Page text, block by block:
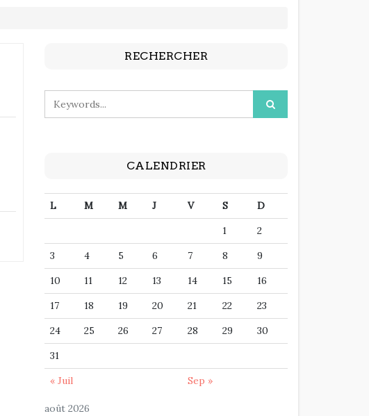
RECHERCHER
CALENDRIER
août 2026
L M M J V S
D
1
2
3
4 5 6 7 8
9
10
11 12 13 14 15
16
17
18 19 20 21 22
23
24
25 26 27 28 29
30
31
« Juil
Sep »